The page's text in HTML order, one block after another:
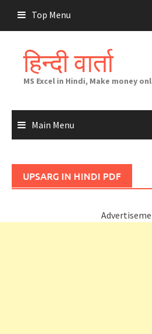
content
Top Menu
हिन्दी वार्ता
MS Excel in Hindi, Make money
Main Menu
UPSARG IN HINDI PDF